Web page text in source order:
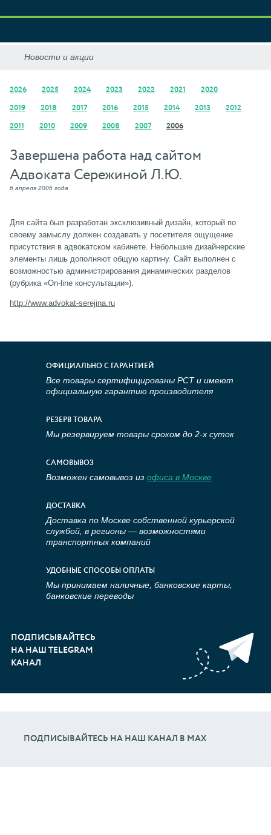
2026 2025 2024 2023 2022 2021 2020
2019 2018 2017 2016 2015 2014 2013 2012
2011 2010 2009 2008 2007 2006
Завершена работа над сайтом
Адвоката Сережиной Л.Ю.
6 апреля 2006 года
Для сайта был разработан эксклюзивный дизайн, который по
своему замыслу должен создавать у посетителя ощущение
присутствия в адвокатском кабинете. Небольшие дизайнерские
элементы лишь дополняют общую картину. Сайт выполнен с
возможностью администрирования динамических разделов
(рубрика «On-line консультации»).
http://www.advokat-serejina.ru
ОФИЦИАЛЬНО С ГАРАНТИЕЙ
Все товары сертифицированы РСТ и имеют
официальную гарантию производителя
РЕЗЕРВ ТОВАРА
Мы резервируем товары сроком до 2-х суток
САМОВЫВОЗ
Возможен самовывоз из офиса в Москве
ДОСТАВКА
Доставка по Москве собственной курьерской
службой, в регионы — возможностями
транспортных компаний
УДОБНЫЕ СПОСОБЫ ОПЛАТЫ
Мы принимаем наличные, банковские карты,
банковские переводы
ПОДПИСЫВАЙТЕСЬ
НА НАШ TELEGRAM
КАНАЛ
ПОДПИСЫВАЙТЕСЬ НА НАШ КАНАЛ В МАХ